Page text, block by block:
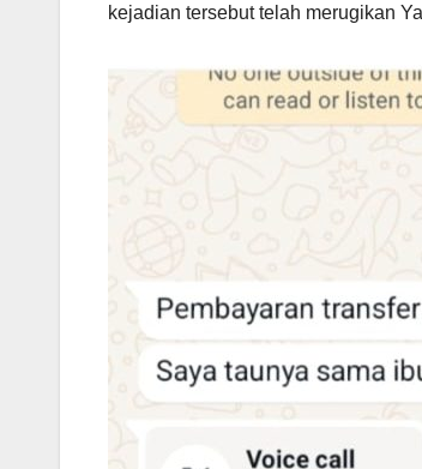
kejadian tersebut telah merugikan